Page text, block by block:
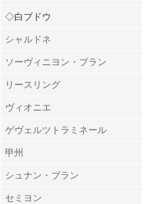
◇白ブドウ
シャルドネ
ソーヴィニヨン・ブラン
リースリング
ヴィオニエ
ゲヴェルツトラミネール
甲州
シュナン・ブラン
セミヨン